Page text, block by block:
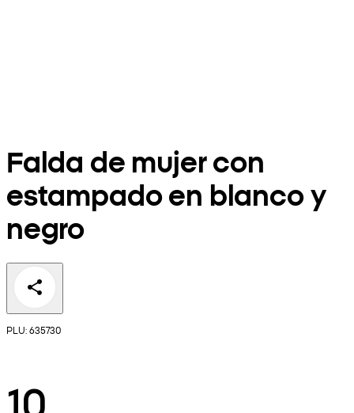
Falda de mujer con
estampado en blanco y
negro
PLU: 635730
10